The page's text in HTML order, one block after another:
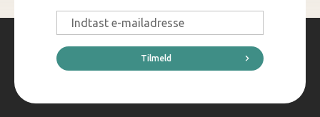
mail
*
Tilmeld